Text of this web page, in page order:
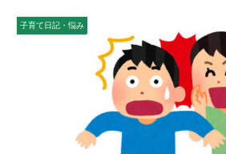
子育て日記・悩み